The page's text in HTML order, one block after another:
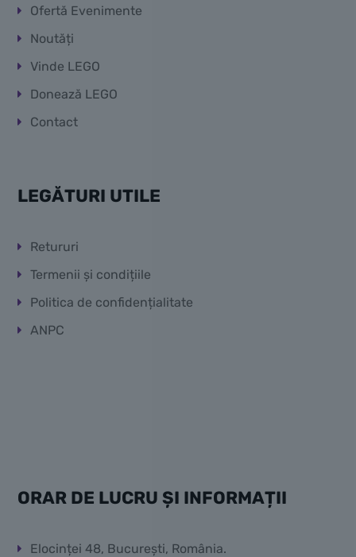
Ofertă Evenimente
Noutăți
Vinde LEGO
Donează LEGO
Contact
LEGĂTURI UTILE
Retururi
Termenii și condițiile
Politica de confidențialitate
ANPC
ORAR DE LUCRU ȘI INFORMAȚII
Elocinței 48, București, România.